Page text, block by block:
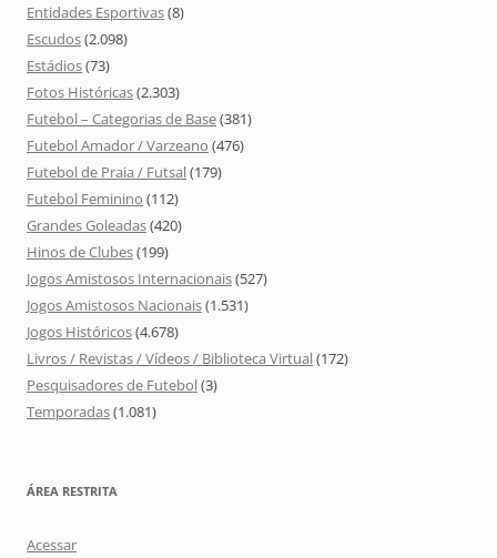
Entidades Esportivas(8)
Escudos(2.098)
Estádios(73)
Fotos Históricas(2.303)
Futebol – Categorias de Base(381)
Futebol Amador / Varzeano (476)
Futebol de Praia / Futsal(179)
Futebol Feminino (112)
Grandes Goleadas(420)
Hinos de Clubes(199)
Jogos Amistosos Internacionais(527)
Jogos Amistosos Nacionais(1.531)
Jogos Históricos(4.678)
Livros / Revistas / Vídeos / Biblioteca Virtual(172)
Pesquisadores de Futebol(3)
Temporadas(1.081)
ÁREA RESTRITA
Acessar